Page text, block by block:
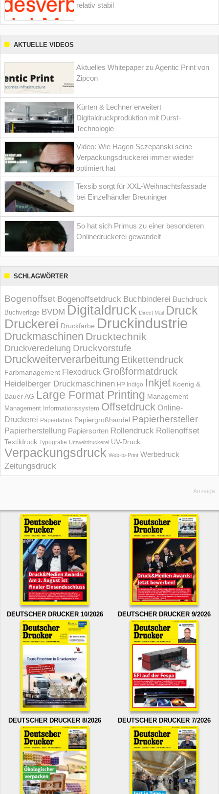
relativ stabil
AKTUELLE VIDEOS
Aktuelles Whitepaper zu Agentic Print von
Zipcon
Kürten & Lechner erweitert
Digitaldruckproduktion mit Durst-
Technologie
Video: Wie Hagen Sczepanski seine
Verpackungsdruckerei immer wieder
optimiert hat
Texsib sorgt für XXL-Weihnachtsfassade
bei Einzelhändler Breuninger
So hat sich Primus zu einer besonderen
Onlinedruckerei gewandelt
SCHLAGWÖRTER
Bogenoffset Bogenoffsetdruck Buchbinderei Buchdruck
Buchverlage BVDM Digitaldruck Direct Mail Druck
Druckerei Druckfarbe Druckindustrie
Druckmaschinen Drucktechnik
Druckveredelung Druckvorstufe
Druckweiterverarbeitung Etikettendruck
Farbmanagement Flexodruck Großformatdruck
Heidelberger Druckmaschinen HP Indigo Inkjet Koenig &
Bauer AG Large Format Printing Management
Management Informations­system Offsetdruck Online-
Druckerei Papierfabrik Papiergroßhandel Papierhersteller
Papierherstellung Papiersorten Rollendruck Rollenoffset
Textildruck Typografie Umweltdruckerei UV-Druck
Verpackungsdruck Web-to-Print Werbedruck
Zeitungsdruck
Anzeige
DEUTSCHER DRUCKER 10/2026 DEUTSCHER DRUCKER 9/2026
DEUTSCHER DRUCKER 8/2026 DEUTSCHER DRUCKER 7/2026